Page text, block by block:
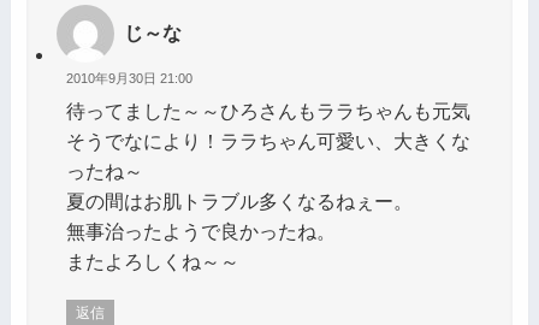
じ～な
2010年9月30日 21:00
待ってました～～ひろさんもララちゃんも元気
そうでなにより！ララちゃん可愛い、大きくな
ったね～
夏の間はお肌トラブル多くなるねぇー。
無事治ったようで良かったね。
またよろしくね～～
返信